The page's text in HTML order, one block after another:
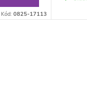
Kód: 0825-17113